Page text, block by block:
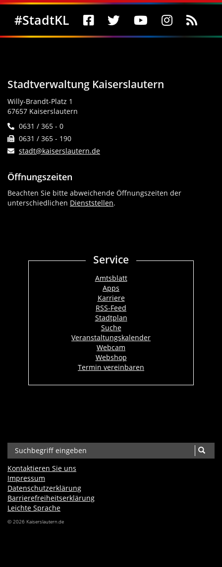
Social Media
#StadtKL
Stadtverwaltung Kaiserslautern
Willy-Brandt-Platz 1
67657 Kaiserslautern
0631 / 365 - 0
0631 / 365 - 190
stadt@kaiserslautern.de
Öffnungszeiten
Beachten Sie bitte abweichende Öffnungszeiten der
unterschiedlichen Dienststellen.
Service
Amtsblatt
Apps
Karriere
RSS-Feed
Stadtplan
Suche
Veranstaltungskalender
Webcam
Webshop
Termin vereinbaren
Kontaktieren Sie uns
Impressum
Datenschutzerklärung
Barrierefreiheits­erklärung
Leichte Sprache
© 2026 Kaiserslautern.de